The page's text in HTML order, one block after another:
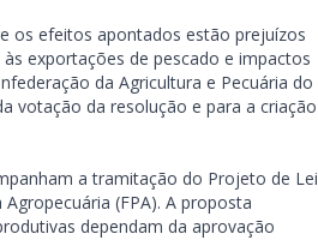
os efeitos apontados estão prejuízos
exportações de pescado e impactos
da Agricultura e Pecuária do
votação da resolução e para a criação
a tramitação do Projeto de Lei
(FPA). A proposta
dependam da aprovação